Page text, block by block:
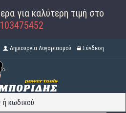
για καλύτερη τιμή στο
Δημιουργία Λογαριασμού Σύνδεση